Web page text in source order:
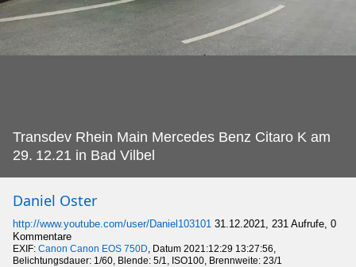
Transdev Rhein Main Mercedes Benz Citaro K am
29. 12.21 in Bad Vilbel
Daniel Oster
http://www.youtube.com/user/Daniel103101 31.12.2021, 231 Aufrufe, 0
Kommentare
EXIF: Canon Canon EOS 750D, Datum 2021:12:29 13:27:56,
Belichtungsdauer: 1/60, Blende: 5/1, ISO100, Brennweite: 23/1